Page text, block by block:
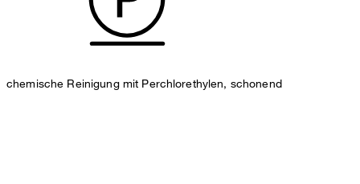
chemische Reinigung mit Perchlorethylen, schonend